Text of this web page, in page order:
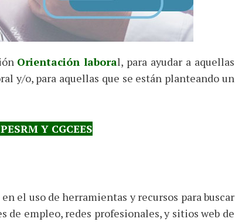
Orientación laboral, para ayudar a aquellas
y/o, para aquellas que se están planteando un
Y CGCEES
el uso de herramientas y recursos para buscar
de empleo, redes profesionales, y sitios web de